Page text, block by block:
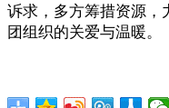
诉求，多方筹措资源，
团组织的关爱与温暖。